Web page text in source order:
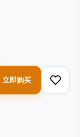
立即购买